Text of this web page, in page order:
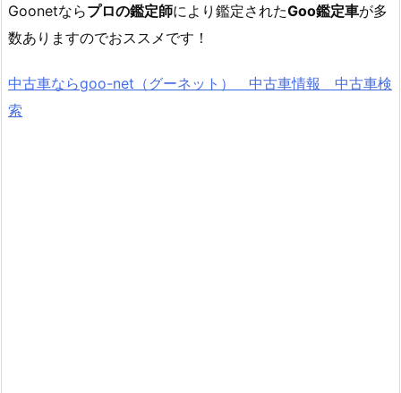
Goonetならプロの鑑定師により鑑定されたGoo鑑定車が多
数ありますのでおススメです！
中古車ならgoo-net（グーネット） 中古車情報 中古車検
索